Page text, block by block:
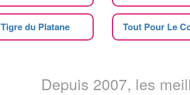
Tigre du Platane Tout Pour Le
Depuis 2007, les